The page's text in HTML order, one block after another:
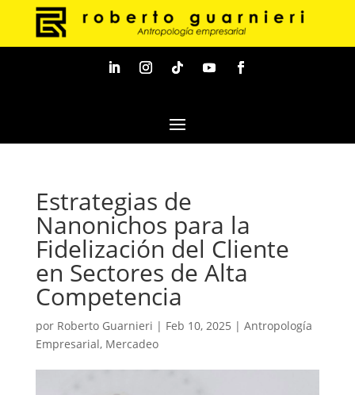
Estrategias de
Nanonichos para la
Fidelización del Cliente
en Sectores de Alta
Competencia
por Roberto Guarnieri | Feb 10, 2025 | Antropología
Empresarial, Mercadeo